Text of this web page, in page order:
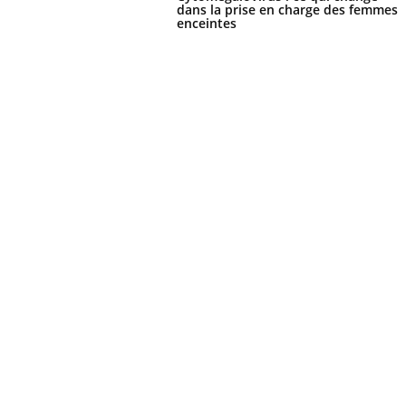
dans la prise en charge des femmes
enceintes